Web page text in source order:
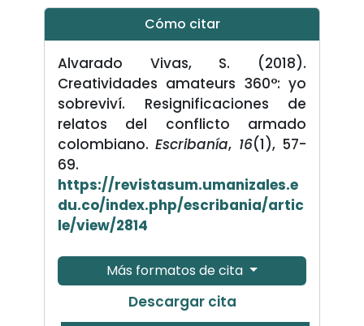
Cómo citar
Alvarado Vivas, S. (2018).
Creatividades amateurs 360°: yo
sobreviví. Resignificaciones de
relatos del conflicto armado
colombiano.Escribanía, 16(1), 57-
69.
https://revistasum.umanizales.e
du.co/index.php/escribania/artic
le/view/2814
Más formatos de cita
Descargar cita